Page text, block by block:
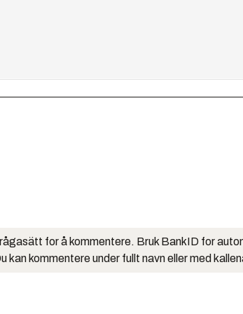
for å kommentere. Bruk BankID for
kan kommentere under fullt navn eller med